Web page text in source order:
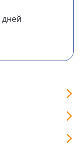
дней